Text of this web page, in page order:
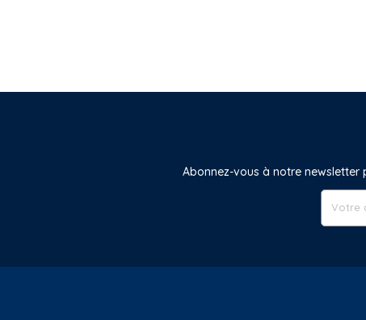
Abonnez-vous à notre